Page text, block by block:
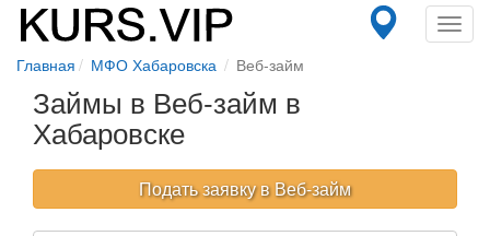
Главная МФО Хабаровска Веб-займ
Займы в Веб-займ в
Хабаровске
Подать заявку в Веб-займ